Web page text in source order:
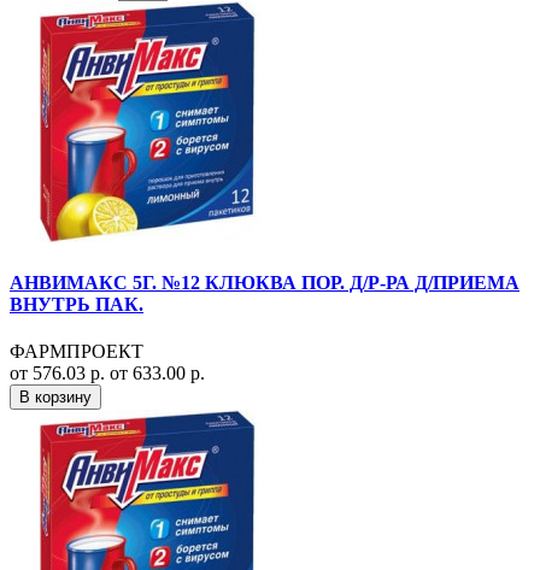
АНВИМАКС 5Г. №12 КЛЮКВА ПОР. Д/Р-РА Д/ПРИЕМА
ВНУТРЬ ПАК.
ФАРМПРОЕКТ
от 576.03 р. от 633.00 р.
В корзину